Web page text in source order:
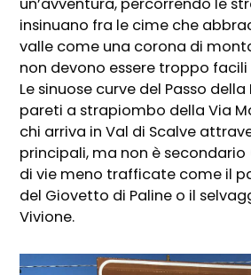
un’avventura, percorrendo le
insinuano fra le cime che
valle come una corona di
non devono essere troppo
Le sinuose curve del Passo
pareti a strapiombo della Via
chi arriva in Val di Scalve
principali, ma non è
di vie meno trafficate come il
del Giovetto di Paline o il
Vivione.